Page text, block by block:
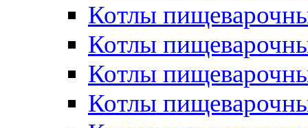
Котлы
Котлы
Котлы
Котлы